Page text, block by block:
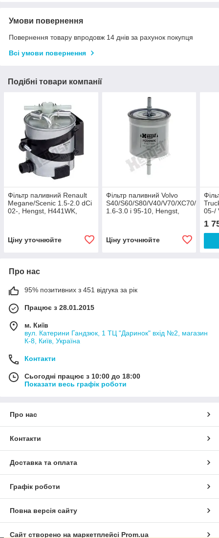
Умови повернення
Повернення товару впродовж 14 днів за рахунок покупця
Всі умови повернення
Подібні товари компанії
Фільтр паливний Renault
Megane/Scenic 1.5-2.0 dCi
02-, Hengst, H441WK,
Ціну уточнюйте
Фільтр паливний Volvo
S40/S60/S80/V40/V70/XC70/XC90
1.6-3.0 i 95-10, Hengst,
Ціну уточнюйте
05-/
1
Про нас
95% позитивних з 451 відгука за рік
Працює з 28.01.2015
м. Київ
вул. Катерини Гандзюк, 1 ТЦ "Даринок" вхід №2, магазин
К-8, Київ, Україна
Контакти
Сьогодні працює з 10:00 до 18:00
Показати весь графік роботи
Про нас
Контакти
Доставка та оплата
Графік роботи
Повна версія сайту
Сайт створено на маркетплейсі Prom.ua